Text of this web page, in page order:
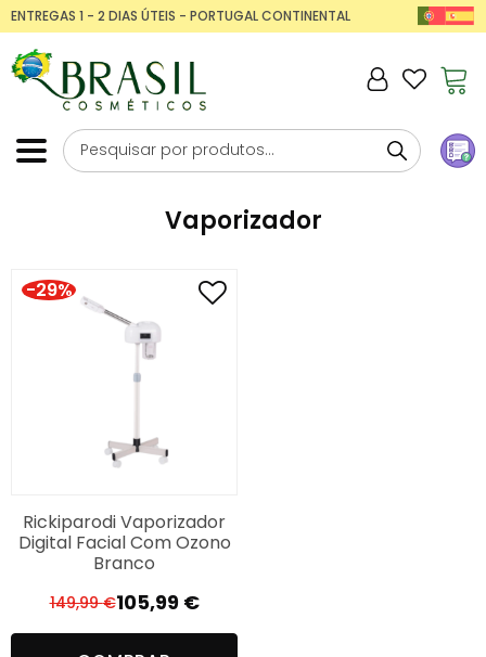
ENTREGAS 1 - 2 DIAS ÚTEIS - PORTUGAL CONTINENTAL
Vaporizador
-29%
Rickiparodi Vaporizador
Digital Facial Com Ozono
Branco
149,99€ O
preço
105,99 €
O
preço